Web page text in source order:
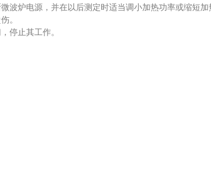
炉电源，并在以后测定时适当调小加热功率或缩短加
。
停止其工作。